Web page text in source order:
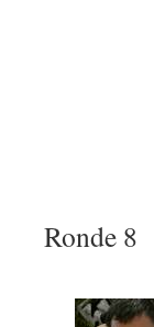
Ronde 8